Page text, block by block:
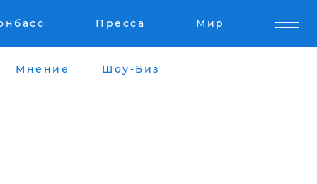
Пресса Мир
Мнение Шоу-Биз